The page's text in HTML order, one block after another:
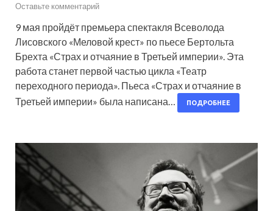
Оставьте комментарий
9 мая пройдёт премьера спектакля Всеволода
Лисовского «Меловой крест» по пьесе Бертольта
Брехта «Страх и отчаяние в Третьей империи». Эта
работа станет первой частью цикла «Театр
переходного периода». Пьеса «Страх и отчаяние в
Третьей империи» была написана…
ПОДРОБНЕЕ